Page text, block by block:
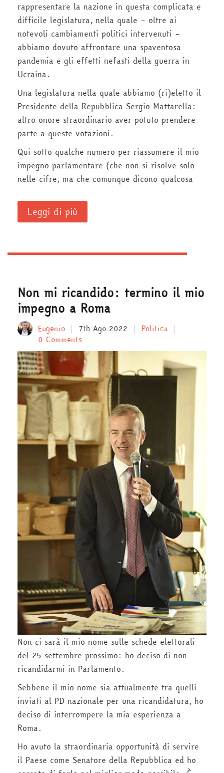
rappresentare la nazione in questa complicata e
difficile legislatura, nella quale – oltre ai
notevoli cambiamenti politici intervenuti –
abbiamo dovuto affrontare una spaventosa
pandemia e gli effetti nefasti della guerra in
Ucraina.
Una legislatura nella quale abbiamo (ri)eletto il
Presidente della Repubblica Sergio Mattarella:
altro onore straordinario aver potuto prendere
parte a queste votazioni.
Qui sotto qualche numero per riassumere il mio
impegno parlamentare (che non si risolve solo
nelle cifre, ma che comunque dicono qualcosa
Leggi di più
Non mi ricandido: termino il mio
impegno a Roma
Eugenio 7th Ago 2022
Politica
0 Comments
Non ci sarà il mio nome sulle schede elettorali
del 25 settembre prossimo: ho deciso di non
ricandidarmi in Parlamento.
Sebbene il mio nome sia attualmente tra quelli
inviati al PD nazionale per una ricandidatura, ho
deciso di interrompere la mia esperienza a
Roma.
Ho avuto la straordinaria opportunità di servire
il Paese come Senatore della Repubblica ed ho